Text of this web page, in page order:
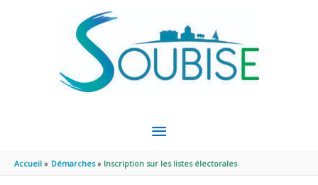
MENU
PRINCIPAL
Accueil Démarches Inscription sur les listes électorales